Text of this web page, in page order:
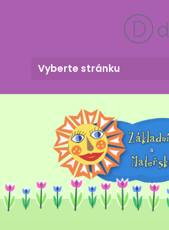
Vyberte stránku